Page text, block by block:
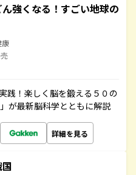
強くなる！すごい地球の
康
践！楽しく脳を鍛える５０の
が最新脳科学とともに解説
詳細を見る